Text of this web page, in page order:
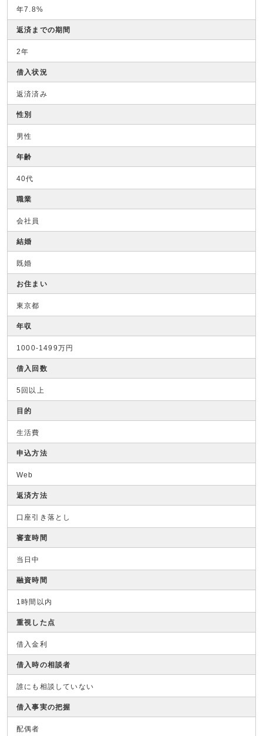
年7.8%
返済までの期間
2年
借入状況
返済済み
性別
男性
年齢
40代
職業
会社員
結婚
既婚
お住まい
東京都
年収
1000-1499万円
借入回数
5回以上
目的
生活費
申込方法
Web
返済方法
口座引き落とし
審査時間
当日中
融資時間
1時間以内
重視した点
借入金利
借入時の相談者
誰にも相談していない
借入事実の把握
配偶者